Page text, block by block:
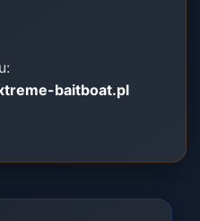
baitboat.pl